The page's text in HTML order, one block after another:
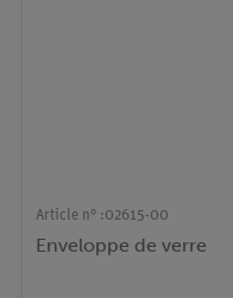
Article n° :02615-00
Enveloppe de verre